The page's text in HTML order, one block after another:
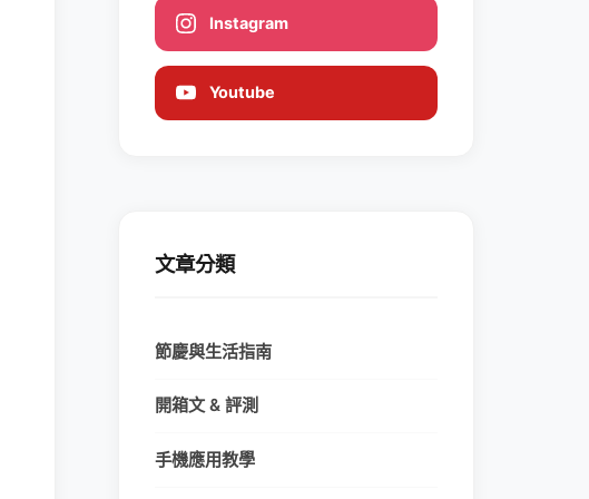
Instagram
Youtube
文章分類
節慶與生活指南
開箱文 & 評測
手機應用教學